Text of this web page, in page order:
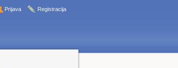
Prijava Registracija